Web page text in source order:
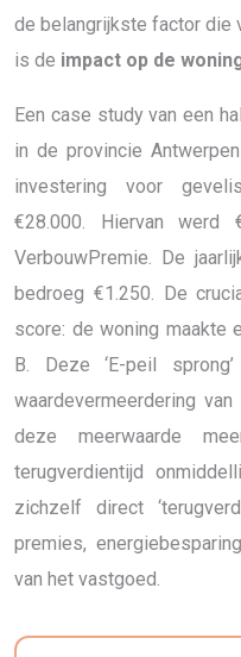
de belangrijkste factor die
is de impact op de
Een case study van een
in de provincie
investering voor
€28.000. Hiervan werd
VerbouwPremie. De
bedroeg €1.250. De
score: de woning maakte
B. Deze ‘E-peil
waardevermeerdering
deze meerwaarde
terugverdientijd
zichzelf direct
premies,
van het vastgoed.